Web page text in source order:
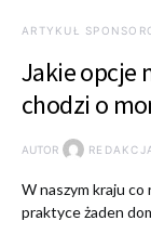
ARTYKUŁ
Jakie opcje
chodzi o
AUTOR
W naszym kraju co
praktyce żaden